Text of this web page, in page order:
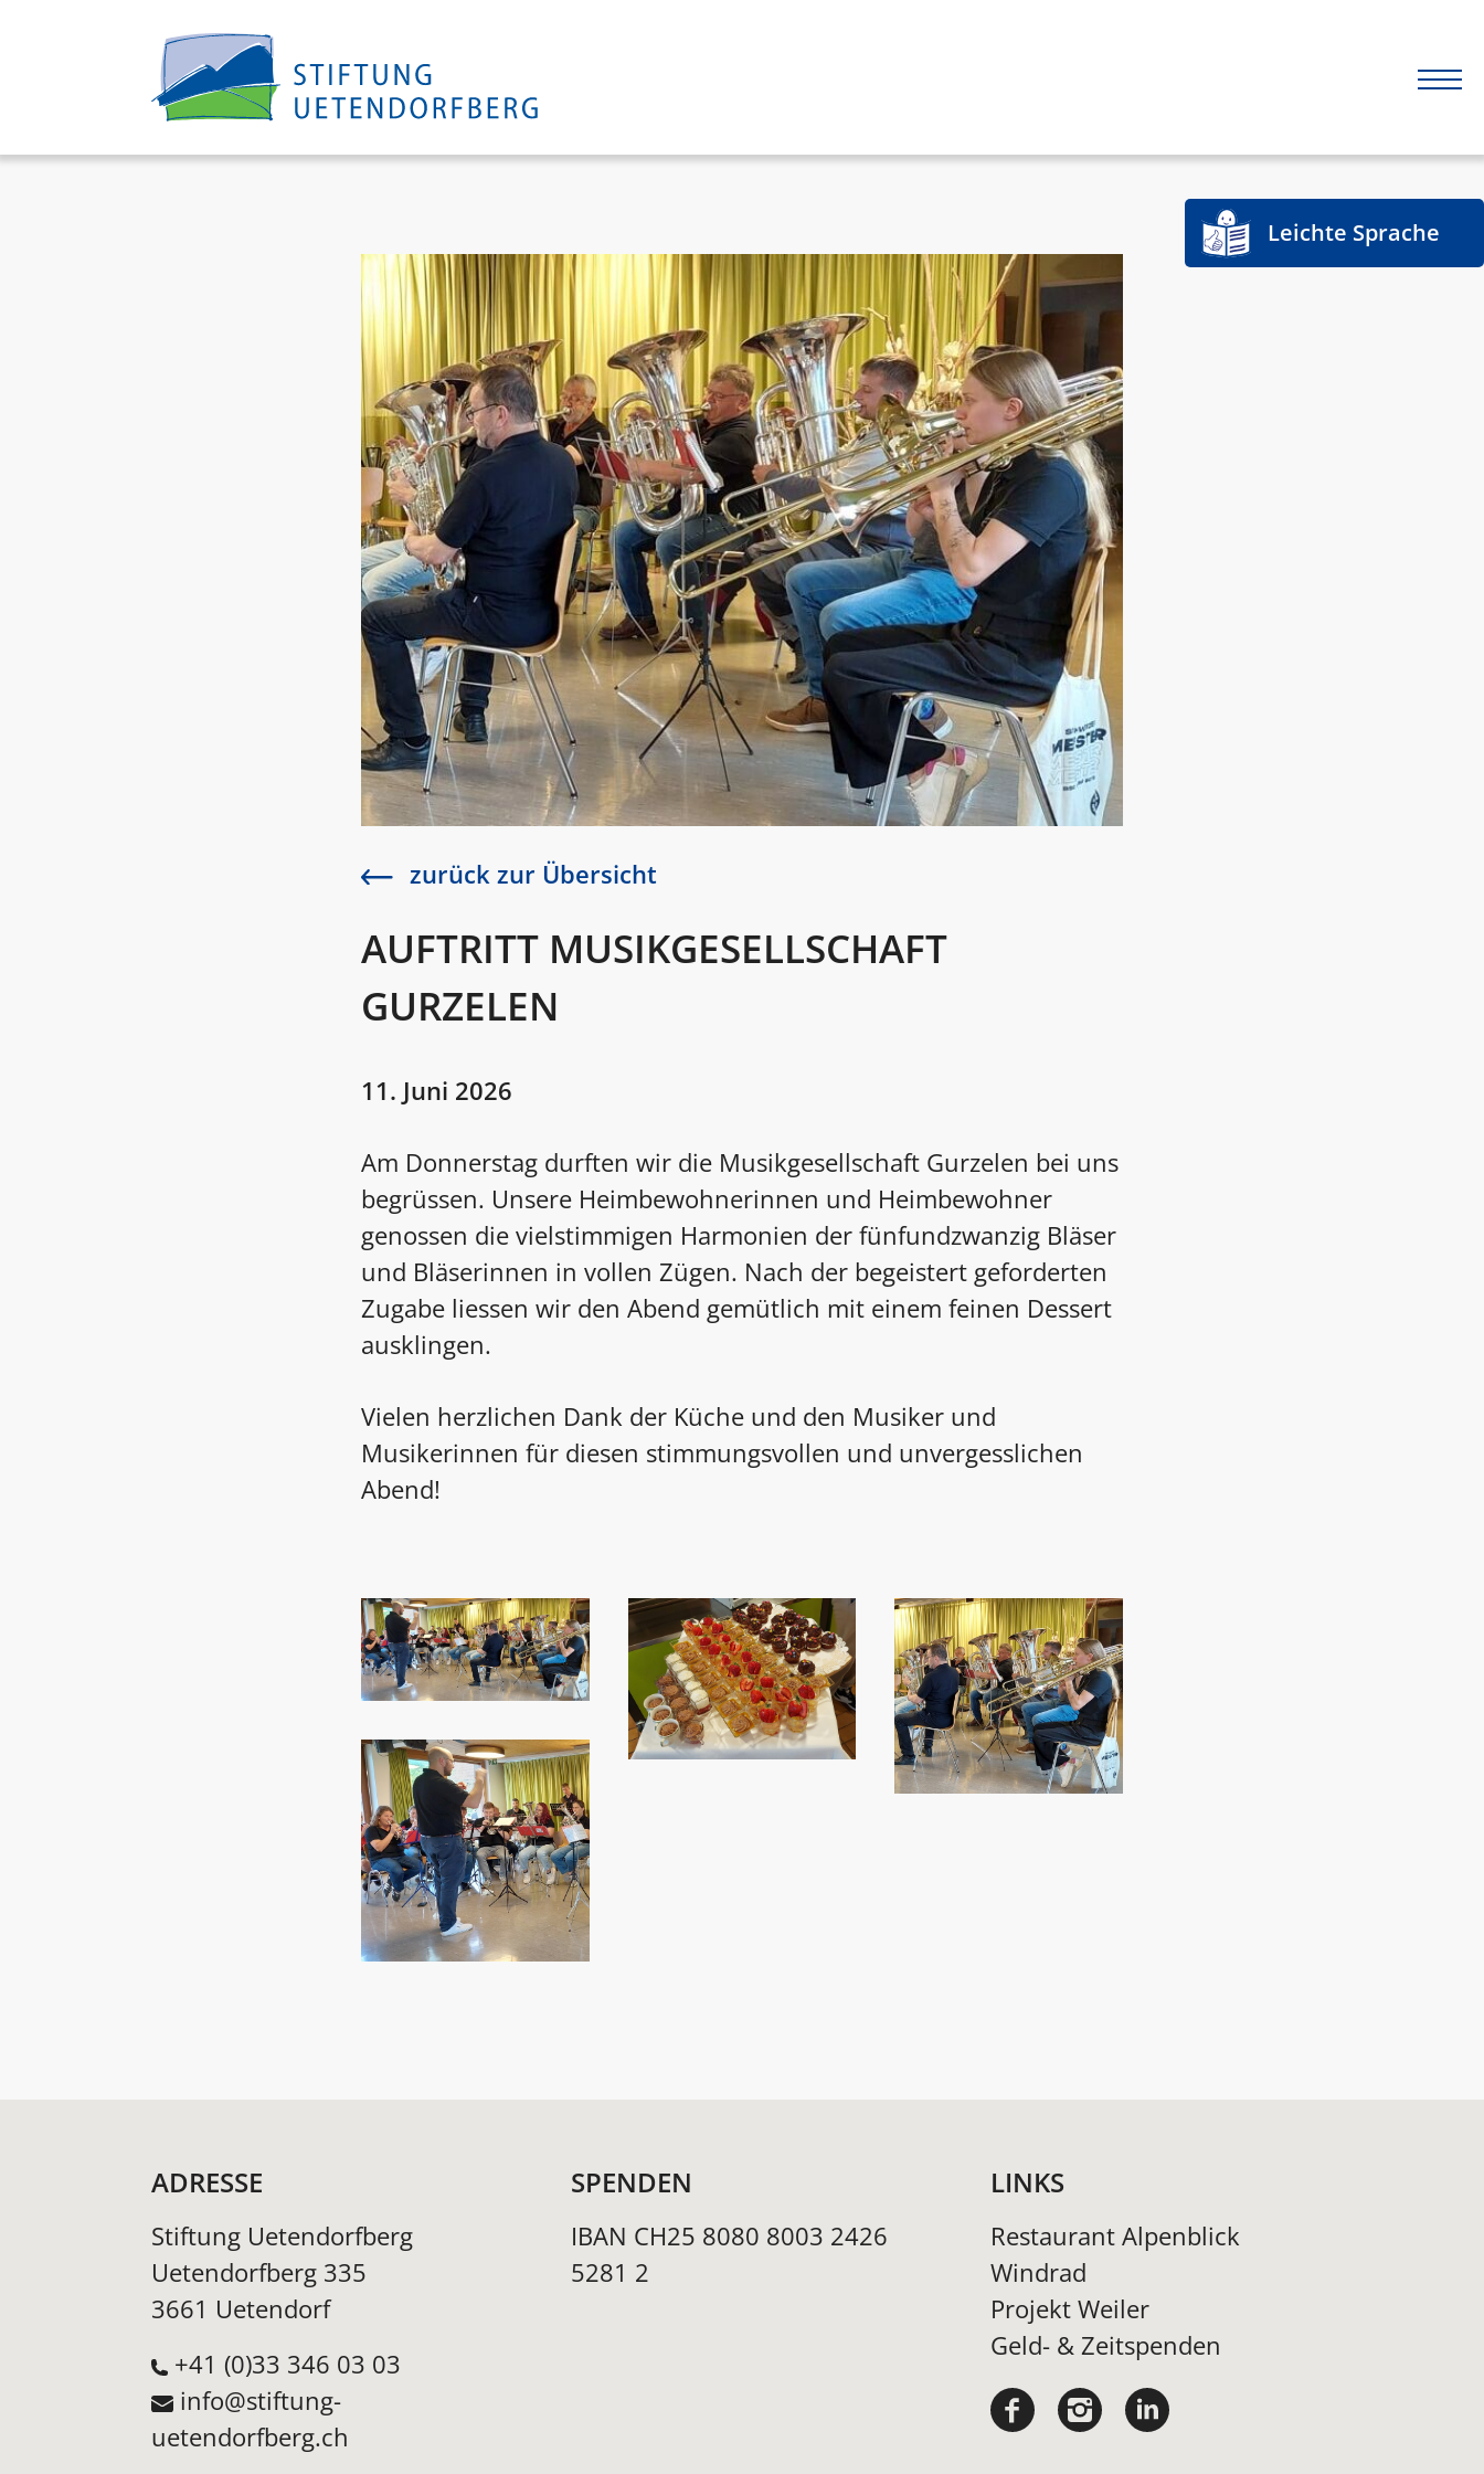
Leichte Sprache
zurück zur Übersicht
AUFTRITT MUSIKGESELLSCHAFT
GURZELEN
11. Juni 2026
Am Donnerstag durften wir die Musikgesellschaft Gurzelen bei uns
begrüssen. Unsere Heimbewohnerinnen und Heimbewohner
genossen die vielstimmigen Harmonien der fünfundzwanzig Bläser
und Bläserinnen in vollen Zügen. Nach der begeistert geforderten
Zugabe liessen wir den Abend gemütlich mit einem feinen Dessert
ausklingen.
Vielen herzlichen Dank der Küche und den Musiker und
Musikerinnen für diesen stimmungsvollen und unvergesslichen
Abend!
ADRESSE
Stiftung Uetendorfberg
Uetendorfberg 335
3661 Uetendorf
+41 (0)33 346 03 03
info@stiftung-
uetendorfberg.ch
SPENDEN
IBAN CH25 8080 8003 2426
5281 2
LINKS
Restaurant Alpenblick
Windrad
Projekt Weiler
Geld- & Zeitspenden